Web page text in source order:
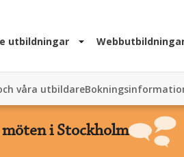
utbildningar
våra utbildare
i Stockholm